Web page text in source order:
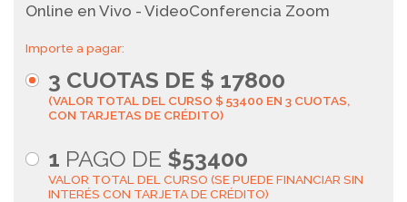
Online en Vivo - VideoConferencia Zoom
Importe a pagar:
3 CUOTAS DE $ 17800
(VALOR TOTAL DEL CURSO $ 53400 EN 3 CUOTAS,
CON TARJETAS DE CRÉDITO)
1 PAGO DE $53400
VALOR TOTAL DEL CURSO (SE PUEDE FINANCIAR SIN
INTERÉS CON TARJETA DE CRÉDITO)